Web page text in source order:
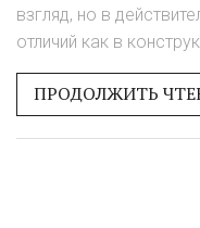
взгляд, но в
отличий как в
традиционно
путешествиями на
рыболовные лодки
ПРОДОЛЖИТЬ